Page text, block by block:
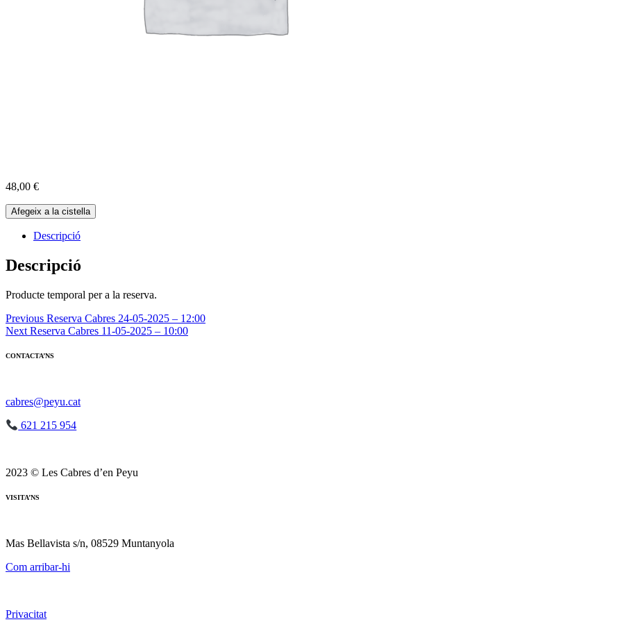
48,00 €
quantitat
de
Reserva
11-
05-
-
Afegeix a la cistella
Descripció
Descripció
Producte temporal per a la reserva.
Navegació
d'entrades
Previous Reserva Cabres 24-05-2025 – 12:00
Next Reserva Cabres 11-05-2025 – 10:00
CONTACTA’NS
cabres@peyu.cat
621 215 954
2023 © Les Cabres d’en Peyu
VISITA’NS
Mas Bellavista s/n, 08529 Muntanyola
Com arribar-hi
Privacitat